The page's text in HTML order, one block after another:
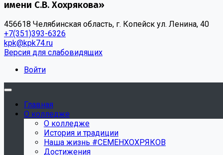
имени С.В. Хохрякова»
456618 Челябинская область, г. Копейск ул. Ленина, 40
+7(351)393-6326
kpk@kpk74.ru
Версия для слабовидящих
Войти
Главная
О колледже
О колледже
История и традиции
Наша жизнь #СЕМЕНХОХРЯКОВ
Достижения